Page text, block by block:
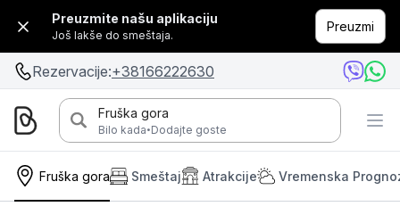
Preuzmite našu aplikaciju
Još lakše do smeštaja.
Preuzmi
Rezervacije:+38166222630
Fruška gora
Bilo kada·Dodajte goste
Fruška gora Smeštaj Atrakcije Vremenska